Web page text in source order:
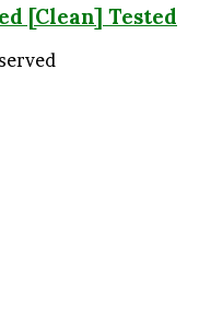
[Clean] Tested